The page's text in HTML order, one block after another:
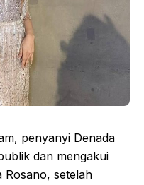
penyanyi Denada
dan mengakui
Rosano, setelah